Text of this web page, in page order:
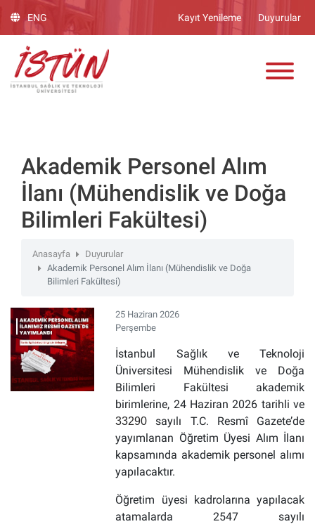
dikkat:
web
sitesinde,
erişilebilirliği
BiClick"
sistemi
bulunur.
ENG Kayıt Yenileme Duyurular
Akademik Personel Alım
İlanı (Mühendislik ve Doğa
Bilimleri Fakültesi)
Anasayfa
Duyurular
Akademik Personel Alım İlanı (Mühendislik ve Doğa
Bilimleri Fakültesi)
25 Haziran 2026
Perşembe
İstanbul Sağlık ve Teknoloji
Üniversitesi Mühendislik ve Doğa
Bilimleri Fakültesi akademik
birimlerine, 24 Haziran 2026 tarihli ve
33290 sayılı T.C. Resmî Gazete’de
yayımlanan Öğretim Üyesi Alım İlanı
kapsamında akademik personel alımı
yapılacaktır.
Öğretim üyesi kadrolarına yapılacak
atamalarda 2547 sayılı